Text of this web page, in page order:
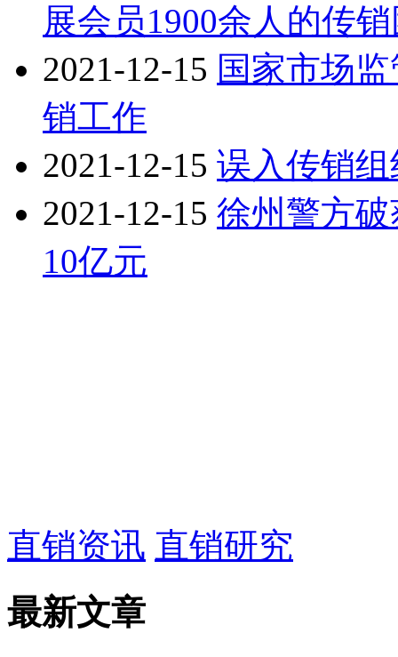
展会员1900余人的传
2021-12-15 国家市场
销工作
2021-12-15 误入传销
2021-12-15 徐州警方
10亿元
直销资讯 直销研究
最新文章